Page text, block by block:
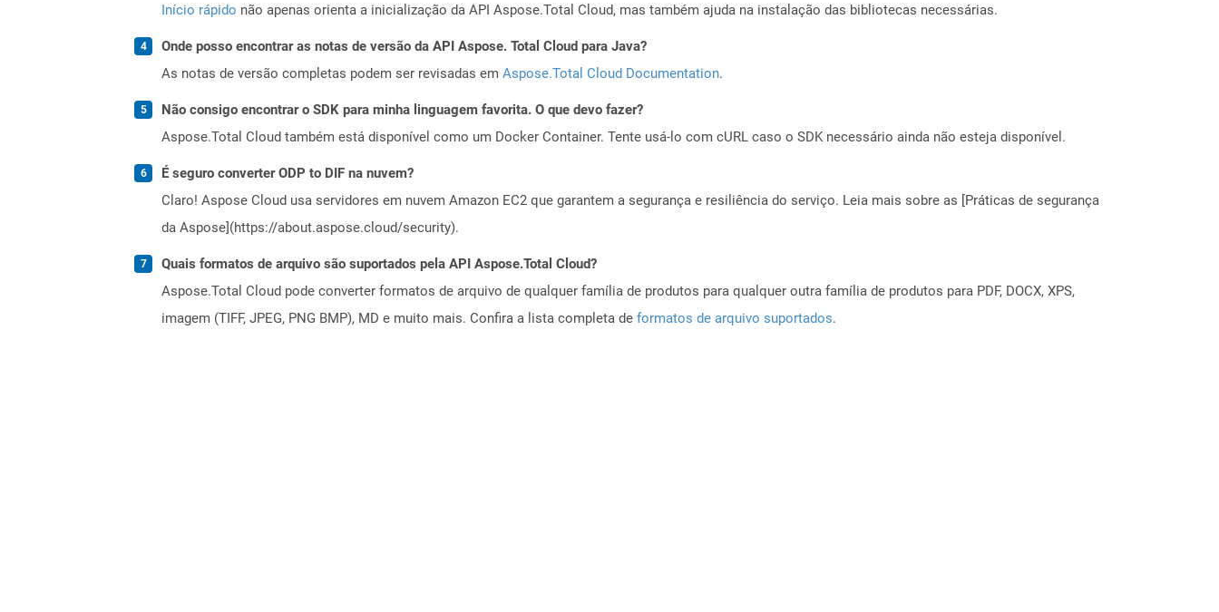
Início rápido não apenas orienta a inicialização da API Aspose.Total Cloud, mas também ajuda na instalação das bibliotecas necessárias.
Onde posso encontrar as notas de versão da API Aspose. Total Cloud para Java?
As notas de versão completas podem ser revisadas em Aspose.Total Cloud Documentation.
Não consigo encontrar o SDK para minha linguagem favorita. O que devo fazer?
Aspose.Total Cloud também está disponível como um Docker Container. Tente usá-lo com cURL caso o SDK necessário ainda não esteja disponível.
É seguro converter ODP to DIF na nuvem?
Claro! Aspose Cloud usa servidores em nuvem Amazon EC2 que garantem a segurança e resiliência do serviço. Leia mais sobre as [Práticas de segurança
da Aspose](https://about.aspose.cloud/security).
Quais formatos de arquivo são suportados pela API Aspose.Total Cloud?
Aspose.Total Cloud pode converter formatos de arquivo de qualquer família de produtos para qualquer outra família de produtos para PDF, DOCX, XPS,
imagem (TIFF, JPEG, PNG BMP), MD e muito mais. Confira a lista completa de formatos de arquivo suportados.